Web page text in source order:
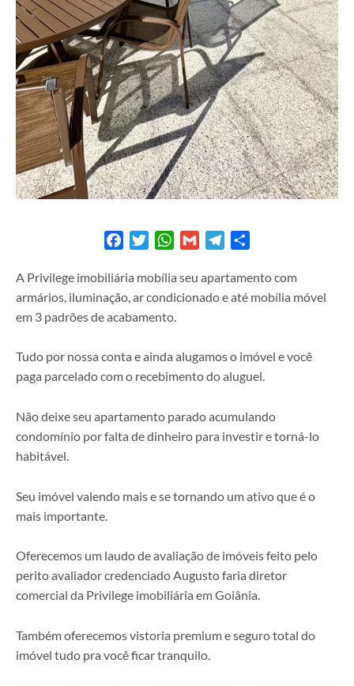
FacebookTwitterWhatsApp
Gmail Telegram
A Privilege imobiliária mobília seu apartamento com
armários, iluminação, ar condicionado e até mobília móvel
em 3 padrões de acabamento.
Tudo por nossa conta e ainda alugamos o imóvel e você
paga parcelado com o recebimento do aluguel.
Não deixe seu apartamento parado acumulando
condomínio por falta de dinheiro para investir e torná-lo
habitável.
Seu imóvel valendo mais e se tornando um ativo que é o
mais importante.
Oferecemos um laudo de avaliação de imóveis feito pelo
perito avaliador credenciado Augusto faria diretor
comercial da Privilege imobiliária em Goiânia.
Também oferecemos vistoria premium e seguro total do
imóvel tudo pra você ficar tranquilo.